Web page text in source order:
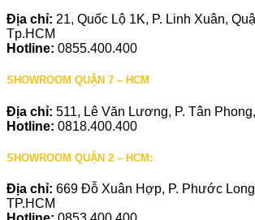
Địa chỉ: 21, Quốc Lộ 1K, P. Linh Xuân,
Tp.HCM
Hotline: 0855.400.400
SHOWROOM QUẬN 7 – HCM
Địa chỉ: 511, Lê Văn Lương, P. Tân
Hotline: 0818.400.400
SHOWROOM QUẬN 2 – HCM:
Địa chỉ: 669 Đỗ Xuân Hợp, P. Phước
TP.HCM